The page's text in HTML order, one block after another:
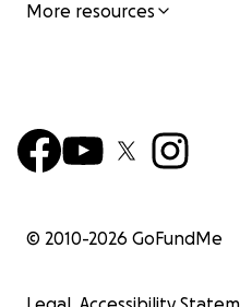
More resources
© 2010-2026 GoFundMe